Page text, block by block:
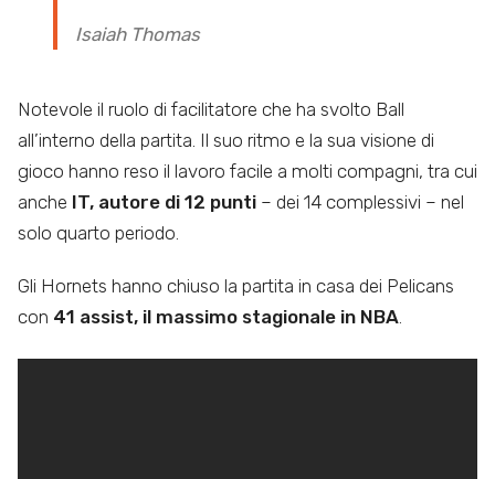
Isaiah Thomas
Notevole il ruolo di facilitatore che ha svolto Ball
all’interno della partita. Il suo ritmo e la sua visione di
gioco hanno reso il lavoro facile a molti compagni, tra cui
anche IT, autore di 12 punti – dei 14 complessivi – nel
solo quarto periodo.
Gli Hornets hanno chiuso la partita in casa dei Pelicans
con 41 assist, il massimo stagionale in NBA.